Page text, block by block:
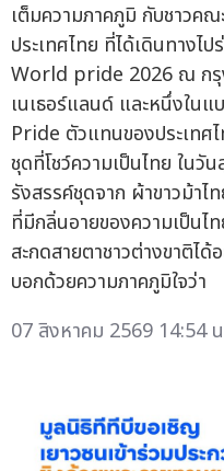
เต็มความภาคภูมิ กับชาว
ประเทศไทย ที่ได้เดินทางไ
World pride 2026 ณ กรุ
เนเธอร์แลนด์ และหนึ่งใน
Pride ตัวแทนของประเทศ
ชุดที่โชว์ความเป็นไทย ใน
รังสรรค์ชุดจาก ผ้าขาวม้า
ที่มีกลิ่นอายของความเป็นไ
สะกดสายตาชาวต่างขาติได้
บอกด้วยความภาคภูมิใจว่า
07 สิงหาคม 2569 14:54